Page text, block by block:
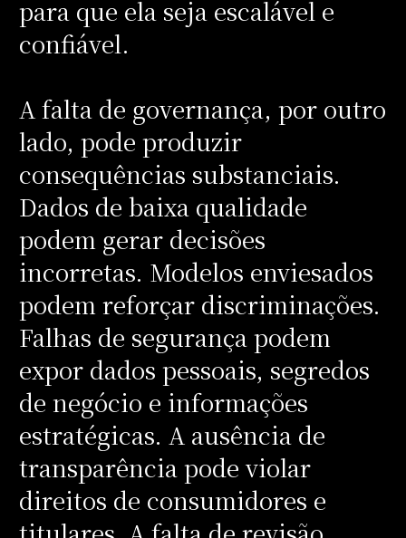
para que ela seja escalável e
confiável.
A falta de governança, por outro
lado, pode produzir
consequências substanciais.
Dados de baixa qualidade
podem gerar decisões
incorretas. Modelos enviesados
podem reforçar discriminações.
Falhas de segurança podem
expor dados pessoais, segredos
de negócio e informações
estratégicas. A ausência de
transparência pode violar
direitos de consumidores e